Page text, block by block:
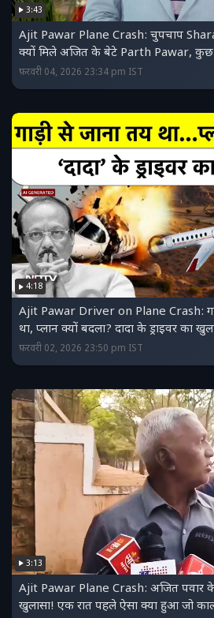
3:43
Ajit Pawar Plane Crash: चुपचाप
क्यों मिले अजित के बेटे Parth Pawar, कुछ
फ़रवरी 04, 2026 23:34 pm IST
4:18
Ajit Pawar Driver on Plane Crash:
था, प्लान क्यों बदला? दादा के ड्राइवर का
फ़रवरी 02, 2026 23:50 pm IST
3:13
Ajit Pawar Plane Crash: अजित पवार के
खुलासा! एक रात पहले ऐसा क्या हुआ जो